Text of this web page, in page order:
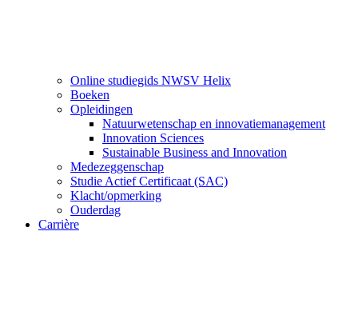
Online studiegids NWSV Helix
Boeken
Opleidingen
Natuurwetenschap en innovatiemanagement
Innovation Sciences
Sustainable Business and Innovation
Medezeggenschap
Studie Actief Certificaat (SAC)
Klacht/opmerking
Ouderdag
Carrière